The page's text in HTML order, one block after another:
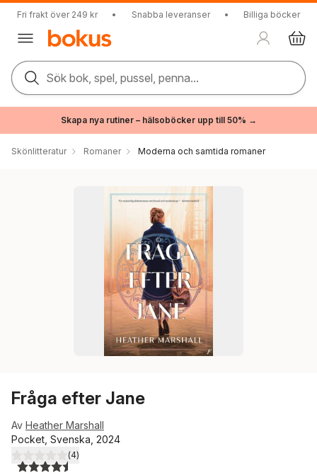
Fri frakt över 249 kr • Snabba leveranser • Billiga böcker
Sök bok, spel, pussel, penna...
Skapa nya rutiner – hälsoböcker upp till 50% →
Skönlitteratur Romaner Moderna och samtida romaner
Fråga efter Jane
Av Heather Marshall
Pocket, Svenska, 2024
4,5utav 5 stjärnor. Totalt antal röster:
(4)